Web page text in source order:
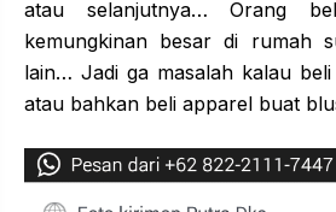
atau selanjutnya… Orang
kemungkinan besar di rumah
lain… Jadi ga masalah kalau
atau bahkan beli apparel buat